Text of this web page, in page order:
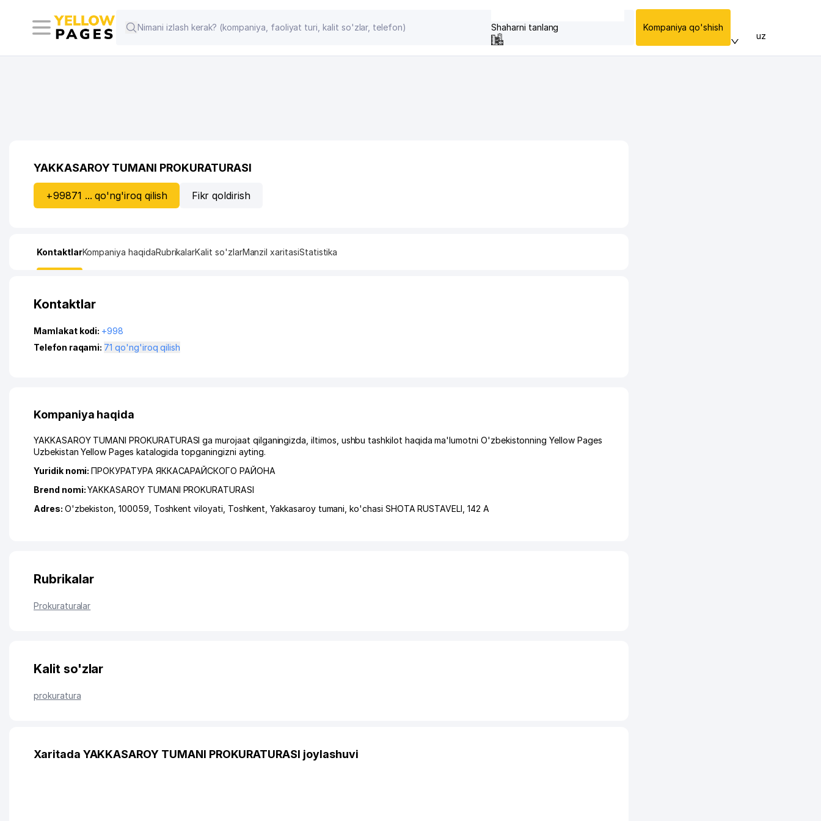
Shaharni tanlang Kompaniya qo'shish
uz
YAKKASAROY TUMANI PROKURATURASI
+99871 ... qo'ng'iroq qilish Fikr qoldirish
KontaktlarKompaniya haqidaRubrikalarKalit so'zlarManzil xaritasiStatistika
Kontaktlar
Mamlakat kodi: +998
Telefon raqami:
71 qo'ng'iroq qilish
Kompaniya haqida
YAKKASAROY TUMANI PROKURATURASI ga murojaat qilganingizda, iltimos, ushbu tashkilot haqida ma'lumotni O'zbekistonning Yellow Pages
Uzbekistan Yellow Pages katalogida topganingizni ayting.
Yuridik nomi:ПРОКУРАТУРА ЯККАСАРАЙСКОГО РАЙОНА
Brend nomi:YAKKASAROY TUMANI PROKURATURASI
Adres: O'zbekiston, 100059, Toshkent viloyati Toshkent ,Yakkasaroy tumani ,ko'chasi SHOTA RUSTAVELI , 142 A
Rubrikalar
Prokuraturalar
Kalit so'zlar
prokuratura
Xaritada YAKKASAROY TUMANI PROKURATURASI joylashuvi